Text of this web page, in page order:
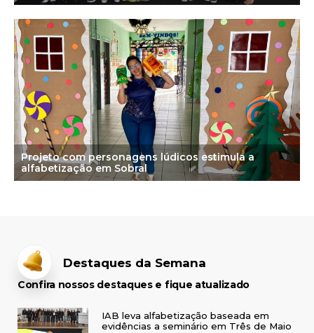
Projeto com personagens lúdicos estimula a
alfabetização em Sobral
Destaques da Semana
Confira nossos destaques e fique atualizado
IAB leva alfabetização baseada em
evidências a seminário em Três de Maio